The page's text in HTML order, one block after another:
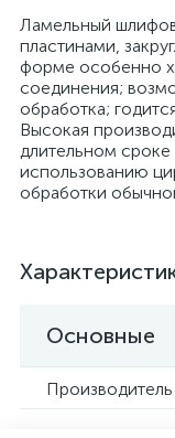
Ламельный
пластинами,
форме особенно
соединения;
обработка;
Высокая
длительном сроке
использованию
обработки
Основные
Производитель